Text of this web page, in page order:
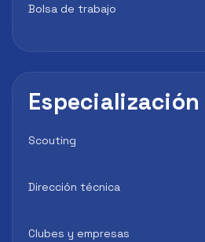
Bolsa de trabajo
Especialización
Scouting
Dirección técnica
Clubes y empresas